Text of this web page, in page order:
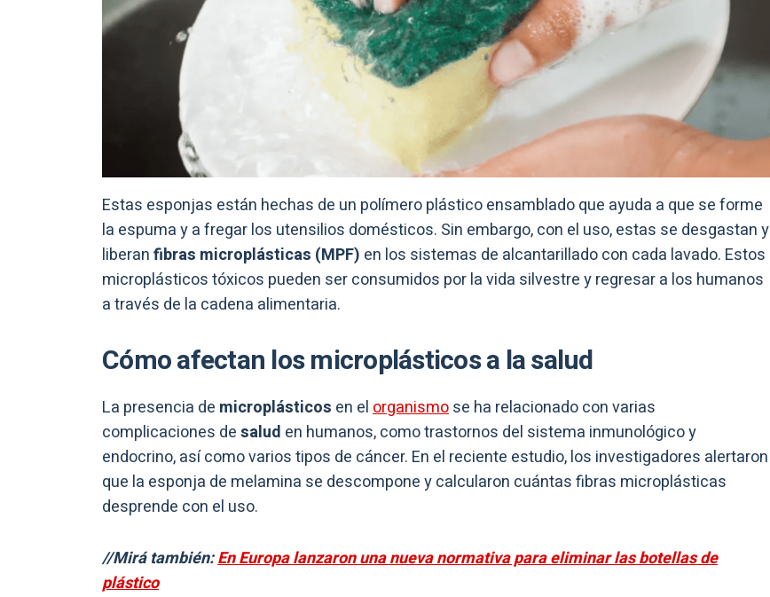
Estas esponjas están hechas de un polímero plástico ensamblado que ayuda a que se forme
la espuma y a fregar los utensilios domésticos. Sin embargo, con el uso, estas se desgastan y
liberanfibras microplásticas (MPF) en los sistemas de alcantarillado con cada lavado. Estos
microplásticos tóxicos pueden ser consumidos por la vida silvestre y regresar a los humanos
a través de la cadena alimentaria.
Cómo afectan los microplásticos a la salud
La presencia de microplásticos en elorganismose ha relacionado con varias
complicaciones desalud en humanos, como trastornos del sistema inmunológico y
endocrino, así como varios tipos de cáncer. En el reciente estudio, los investigadores alertaron
que la esponja de melamina se descompone y calcularon cuántas fibras microplásticas
desprende con el uso.
//Mirá también:En Europa lanzaron una nueva normativa para eliminar las botellas de
plástico